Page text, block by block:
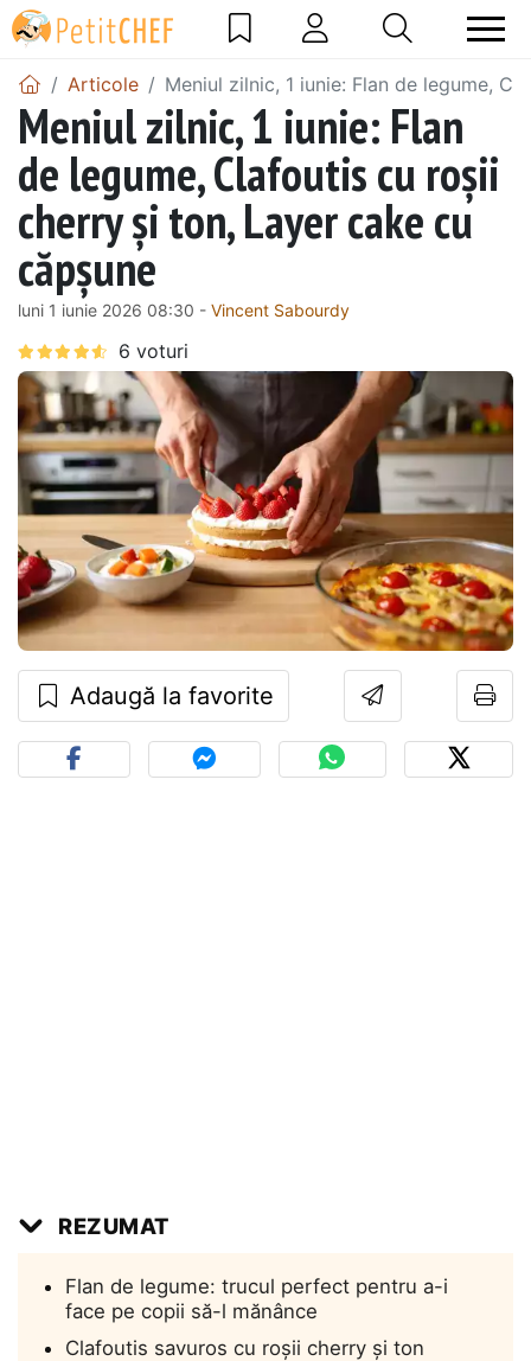
Articole Meniul zilnic, 1 iunie: Flan de legume,
Meniul zilnic, 1 iunie: Flan
de legume, Clafoutis cu roșii
cherry și ton, Layer cake cu
căpșune
luni 1 iunie 2026 08:30 - Vincent Sabourdy
Adaugă la favorite
REZUMAT
Flan de legume: trucul perfect pentru a-i
face pe copii să-l mănânce
Clafoutis savuros cu roșii cherry și ton